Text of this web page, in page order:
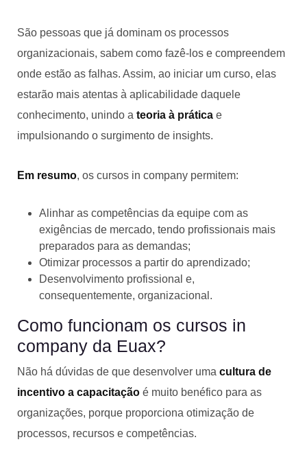
São pessoas que já dominam os processos
organizacionais, sabem como fazê-los e compreendem
onde estão as falhas. Assim, ao iniciar um curso, elas
estarão mais atentas à aplicabilidade daquele
conhecimento, unindo a teoria à prática e
impulsionando o surgimento de insights.
Em resumo, os cursos in company permitem:
Alinhar as competências da equipe com as
exigências de mercado, tendo profissionais mais
preparados para as demandas;
Otimizar processos a partir do aprendizado;
Desenvolvimento profissional e,
consequentemente, organizacional.
Como funcionam os cursos in
company da Euax?
Não há dúvidas de que desenvolver uma cultura de
incentivo a capacitação é muito benéfico para as
organizações, porque proporciona otimização de
processos, recursos e competências.